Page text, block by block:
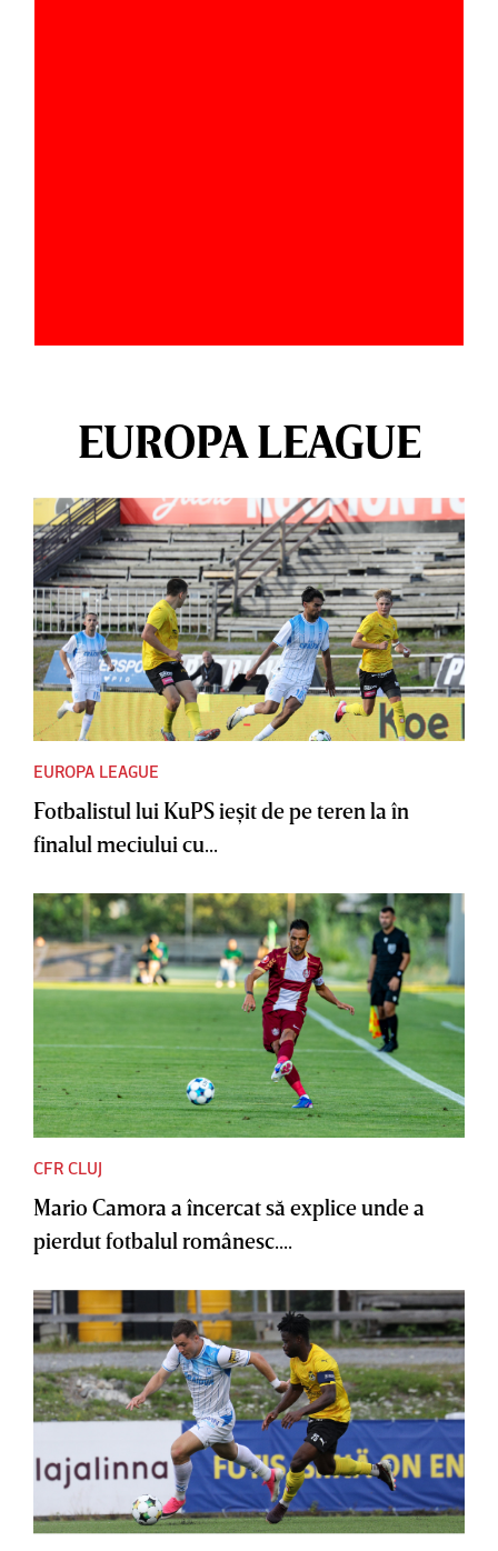
EUROPA LEAGUE
EUROPA LEAGUE
Fotbalistul lui KuPS ieşit de pe teren la în
finalul meciului cu...
CFR CLUJ
Mario Camora a încercat să explice unde a
pierdut fotbalul românesc....